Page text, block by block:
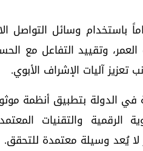
القرار، يُسمح للفئة العمرية بين 15 و16 عاماً باستخدام
وتقييد التفاعل مع
آليات الإشراف الأبوي.
في الدولة بتطبيق أنظمة
والتقنيات
لا يُعد وسيلة معتمدة للتحقق.